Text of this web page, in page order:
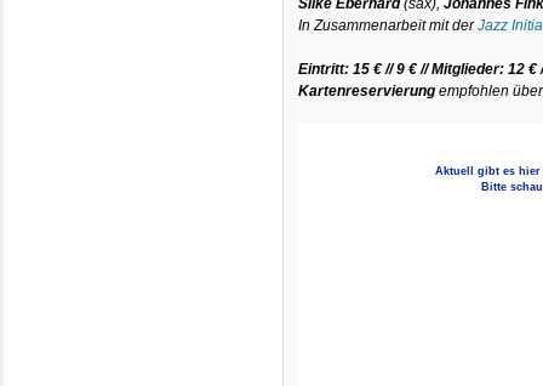
Silke Eberhard(sax), Johannes
In Zusammenarbeit mit derJazz
Eintritt: 15 € // 9 € // Mitglieder: 12
Kartenreservierung empfohlen über